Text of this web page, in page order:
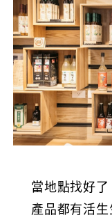
當地點找好
產品都有活